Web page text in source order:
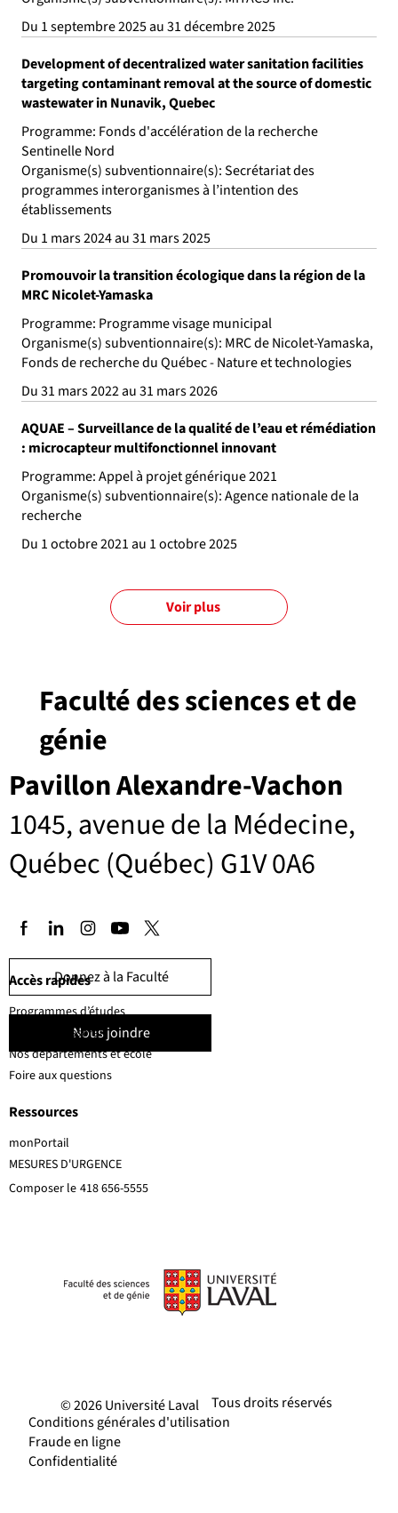
Du 1 septembre 2025 au 31 décembre 2025
Development of decentralized water sanitation facilities
targeting contaminant removal at the source of domestic
wastewater in Nunavik, Quebec
Programme: Fonds d'accélération de la recherche
Sentinelle Nord
Organisme(s) subventionnaire(s): Secrétariat des
programmes interorganismes à l’intention des
établissements
Du 1 mars 2024 au 31 mars 2025
Promouvoir la transition écologique dans la région de la
MRC Nicolet-Yamaska
Programme: Programme visage municipal
Organisme(s) subventionnaire(s): MRC de Nicolet-Yamaska,
Fonds de recherche du Québec - Nature et technologies
Du 31 mars 2022 au 31 mars 2026
AQUAE – Surveillance de la qualité de l’eau et rémédiation
: microcapteur multifonctionnel innovant
Programme: Appel à projet générique 2021
Organisme(s) subventionnaire(s): Agence nationale de la
recherche
Du 1 octobre 2021 au 1 octobre 2025
Voir plus
Pavillon Alexandre-Vachon
1045, avenue de la Médecine,
Québec (Québec) G1V 0A6
Faculté des sciences et de
génie
Donnez à la Faculté
Nous joindre
MESURES D'URGENCE
Composer le 418 656-5555
Accès rapides
Ressources
Programmes d’études
Corps professoral
Nos départements et école
Foire aux questions
monPortail
Tous droits réservés
© 2026 Université Laval
Conditions générales d'utilisation
Fraude en ligne
Confidentialité